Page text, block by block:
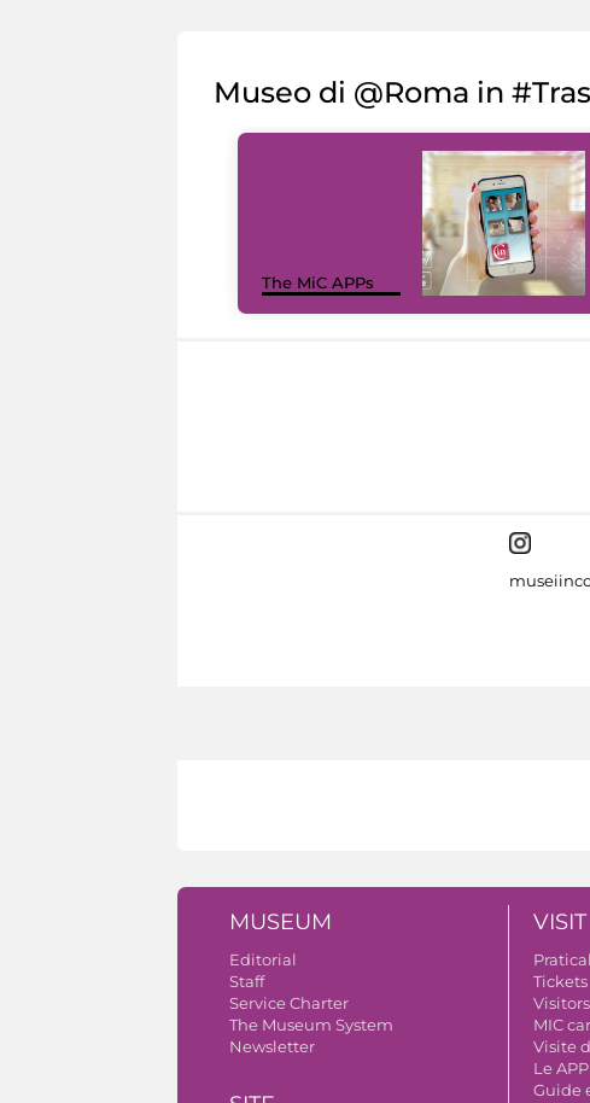
Museo di @Roma in
The MiC APPs
MUSEUM
Editorial
Staff
Service Charter
The Museum System
Newsletter
VISIT
Tickets
MIC
Visite
Le
Guide